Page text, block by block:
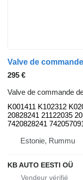
295 €
Valve de commande
K001411 K102312
20828241 21122035
7420828241
Estonie, Rummu
KB AUTO EESTI OÜ